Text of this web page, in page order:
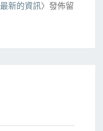
新的資訊〉發佈留